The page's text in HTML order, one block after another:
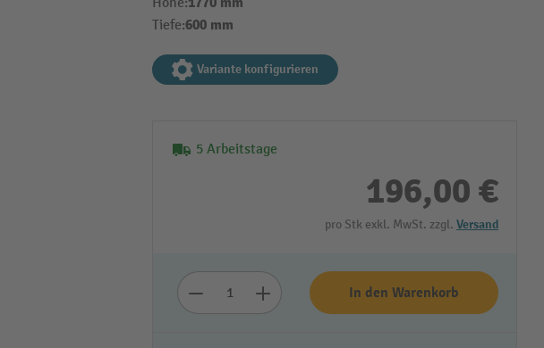
Tiefe:600 mm
Variante konfigurieren
5 Arbeitstage
196,00 €
pro Stk exkl. MwSt. zzgl. Versand
In den Warenkorb